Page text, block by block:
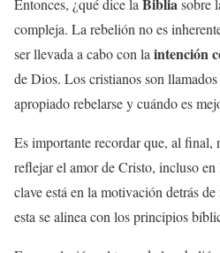
Entonces, ¿qué dice la
sobre
compleja. La rebelión no es
ser llevada a cabo con la intención
de Dios. Los cristianos son
apropiado rebelarse y cuándo es
Es importante recordar que, al final,
reflejar el amor de Cristo, incluso
clave está en la motivación detrás
esta se alinea con los principios